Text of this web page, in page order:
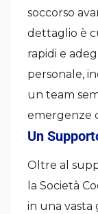
soccorso
dettaglio è
rapidi e
personale,
un team
emergenze
Un
Oltre al
la Società
in una vasta